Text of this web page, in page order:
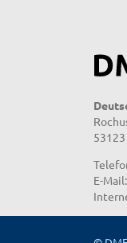
E-Mail: